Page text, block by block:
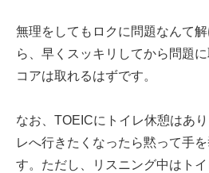
無理をしてもロクに問題なんて
ら、早くスッキリしてから問題
コアは取れるはずです。
なお、TOEICにトイレ休憩はあ
レへ行きたくなったら黙って手
す。ただし、リスニング中はト